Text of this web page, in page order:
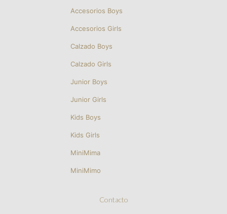
Accesorios Boys
Accesorios Girls
Calzado Boys
Calzado Girls
Junior Boys
Junior Girls
Kids Boys
Kids Girls
MiniMima
MiniMimo
Contacto